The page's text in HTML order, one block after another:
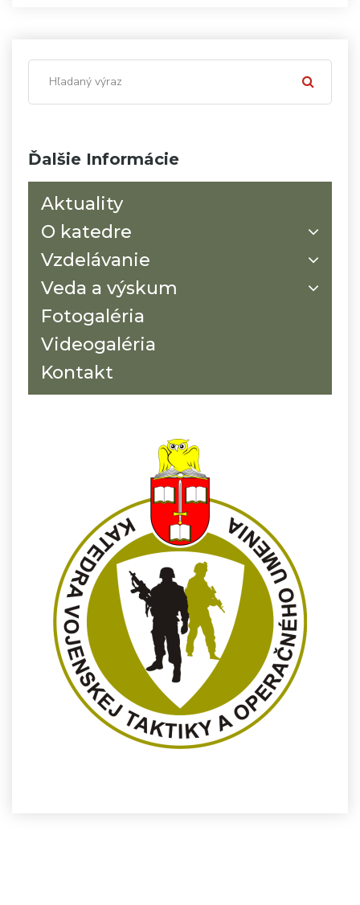
Ďalšie Informácie
Aktuality
O katedre
Vzdelávanie
Veda a výskum
Fotogaléria
Videogaléria
Kontakt